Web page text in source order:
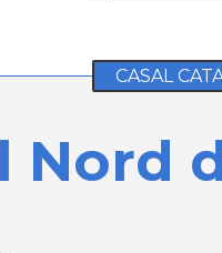
CASAL
Nord